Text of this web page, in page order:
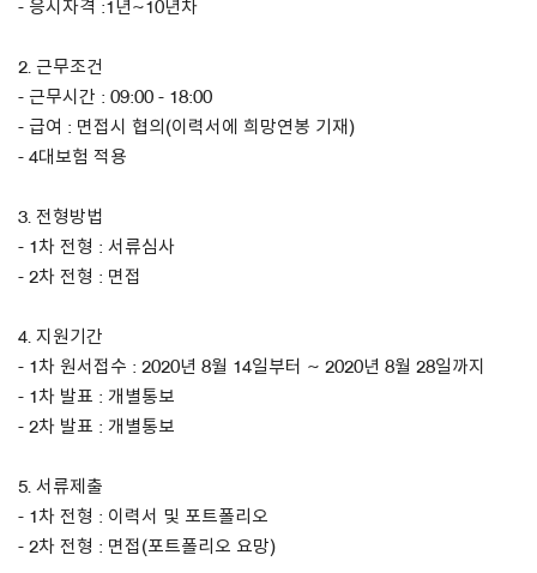
Customer Service
- 응시자격 :1년~10년차
2. 근무조건
- 근무시간 : 09:00 - 18:00
- 급여 : 면접시 협의(이력서에 희망연봉 기재)
- 4대보험 적용
3. 전형방법
- 1차 전형 : 서류심사
- 2차 전형 : 면접
4. 지원기간
- 1차 원서접수 : 2020년 8월 14일부터 ~ 2020년 8월 28일까지
- 1차 발표 : 개별통보
- 2차 발표 : 개별통보
5. 서류제출
- 1차 전형 : 이력서 및 포트폴리오
- 2차 전형 : 면접(포트폴리오 요망)